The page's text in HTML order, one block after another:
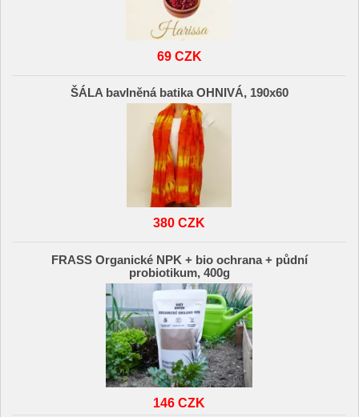
69 CZK
ŠÁLA bavlněná batika OHNIVÁ, 190x60
380 CZK
FRASS Organické NPK + bio ochrana + půdní
probiotikum, 400g
146 CZK